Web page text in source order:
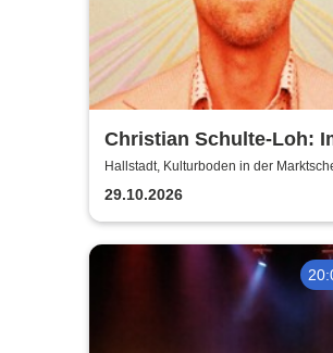
Christian Schulte-Loh:
Export
Hallstadt, Kulturboden in der
29.10.2026